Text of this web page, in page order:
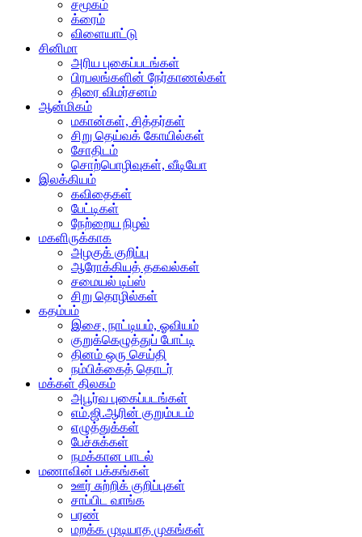
சமூகம்
க்ரைம்
விளையாட்டு
சினிமா
அரிய புகைப்படங்கள்
பிரபலங்களின் நேர்காணல்கள்
திரை விமர்சனம்
ஆன்மிகம்
மகான்கள், சித்தர்கள்
சிறு தெய்வக் கோயில்கள்
சோதிடம்
சொற்பொழிவுகள், வீடியோ
இலக்கியம்
கவிதைகள்
பேட்டிகள்
நேற்றைய நிழல்
மகளிருக்காக
அழகுக் குறிப்பு
ஆரோக்கியத் தகவல்கள்
சமையல் டிப்ஸ்
சிறு தொழில்கள்
கதம்பம்
இசை, நாட்டியம், ஓவியம்
குறுக்கெழுத்துப் போட்டி
தினம் ஒரு செய்தி
நம்பிக்கைத் தொடர்
மக்கள் திலகம்
அபூர்வ புகைப்படங்கள்
எம்.ஜி.ஆரின் குறும்படம்
எழுத்துக்கள்
பேச்சுக்கள்
நமக்கான பாடல்
மணாவின் பக்கங்கள்
ஊர் சுற்றிக் குறிப்புகள்
சாப்பிட வாங்க
பரண்
மறக்க முடியாத முகங்கள்